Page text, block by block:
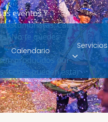
Calendario
Servicios
eventos Y
Cada
¡No te quedes
producidos por
fechas pueden estar